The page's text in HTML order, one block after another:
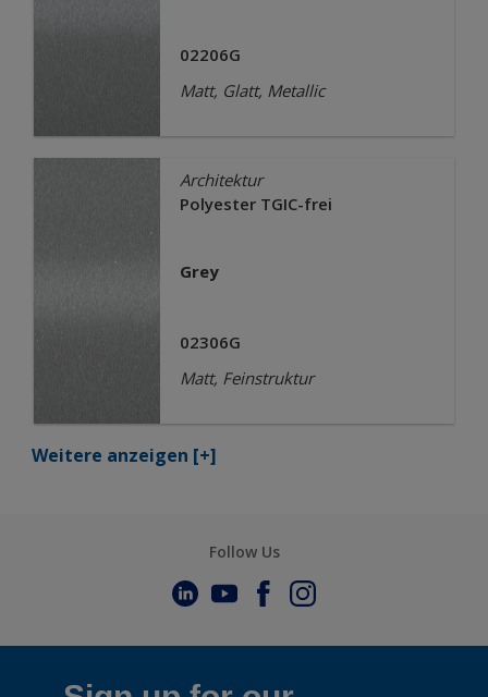
02206G
Matt, Glatt, Metallic
Architektur
Polyester TGIC-frei
Grey
02306G
Matt, Feinstruktur
Weitere anzeigen [+]
Follow Us